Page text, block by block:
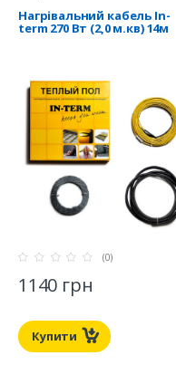
Нагрівальний кабель In-
term 270 Вт (2,0 м.кв) 14м
(0)
1140 грн
Купити